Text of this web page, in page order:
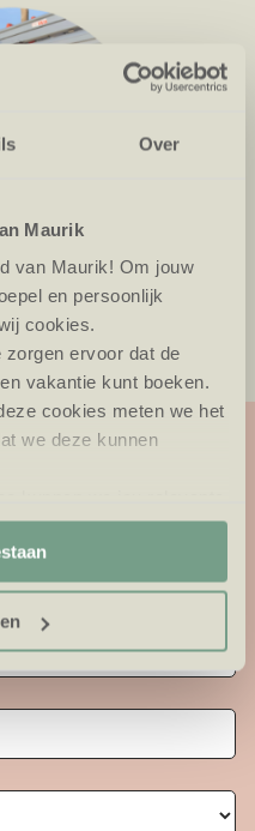
Over
Maurik
van Maurik! Om jouw
en persoonlijk
cookies.
ervoor dat de
vakantie kunt boeken.
cookies meten we het
we deze kunnen
zien.